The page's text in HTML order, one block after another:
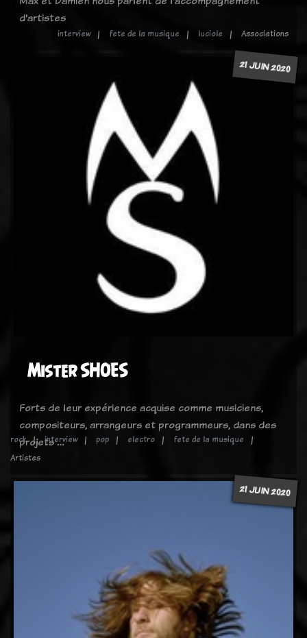
d'artistes
interview fete de la musique luciole Associations
21 JUIN 2020
Mister SHOES
Forts de leur expérience acquise comme musiciens,
compositeurs, arrangeurs et programmeurs, dans des
projets …
rock interview pop electro
fete de la musique
Artistes
21 JUIN 2020